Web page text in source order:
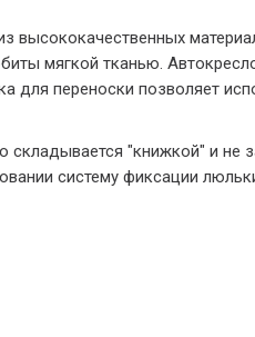
высококачественных
мягкой тканью.
для переноски позволяет
складывается "книжкой" и не
систему фиксации